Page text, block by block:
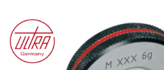
Bildergalerie überspringen